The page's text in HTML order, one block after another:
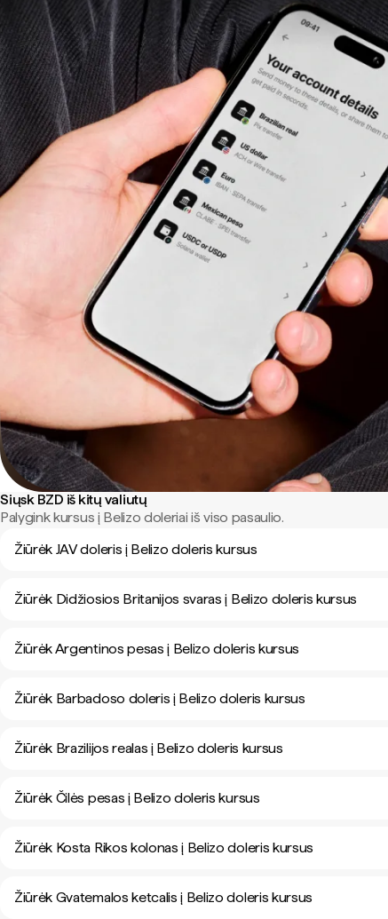
Siųsk BZD iš kitų valiutų
Palygink kursus į Belizo doleriai iš viso pasaulio.
Žiūrėk JAV doleris į Belizo doleris kursus
Žiūrėk Didžiosios Britanijos svaras į Belizo doleris kursus
Žiūrėk Argentinos pesas į Belizo doleris kursus
Žiūrėk Barbadoso doleris į Belizo doleris kursus
Žiūrėk Brazilijos realas į Belizo doleris kursus
Žiūrėk Čilės pesas į Belizo doleris kursus
Žiūrėk Kosta Rikos kolonas į Belizo doleris kursus
Žiūrėk Gvatemalos ketcalis į Belizo doleris kursus